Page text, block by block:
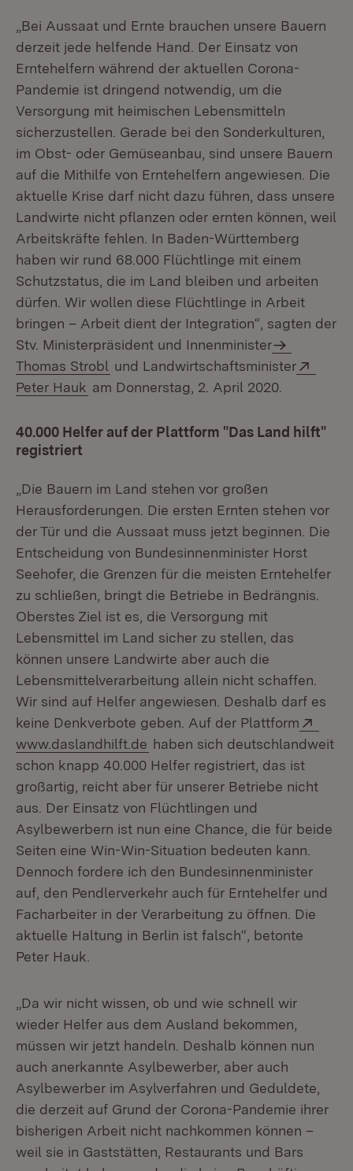
„Bei Aussaat und Ernte brauchen unsere Bauern
derzeit jede helfende Hand. Der Einsatz von
Erntehelfern während der aktuellen Corona-
Pandemie ist dringend notwendig, um die
Versorgung mit heimischen Lebensmitteln
sicherzustellen. Gerade bei den Sonderkulturen,
im Obst- oder Gemüseanbau, sind unsere Bauern
auf die Mithilfe von Erntehelfern angewiesen. Die
aktuelle Krise darf nicht dazu führen, dass unsere
Landwirte nicht pflanzen oder ernten können, weil
Arbeitskräfte fehlen. In Baden-Württemberg
haben wir rund 68.000 Flüchtlinge mit einem
Schutzstatus, die im Land bleiben und arbeiten
dürfen. Wir wollen diese Flüchtlinge in Arbeit
bringen – Arbeit dient der Integration“, sagten der
Stv. Ministerpräsident und Innenminister
Thomas Strobl und Landwirtschaftsminister
Peter Hauk (Öffnet in neuem Fenster)
am Donnerstag, 2. April 2020.
40.000 Helfer auf der Plattform "Das Land hilft"
registriert
„Die Bauern im Land stehen vor großen
Herausforderungen. Die ersten Ernten stehen vor
der Tür und die Aussaat muss jetzt beginnen. Die
Entscheidung von Bundesinnenminister Horst
Seehofer, die Grenzen für die meisten Erntehelfer
zu schließen, bringt die Betriebe in Bedrängnis.
Oberstes Ziel ist es, die Versorgung mit
Lebensmittel im Land sicher zu stellen, das
können unsere Landwirte aber auch die
Lebensmittelverarbeitung allein nicht schaffen.
Wir sind auf Helfer angewiesen. Deshalb darf es
keine Denkverbote geben. Auf der Plattform
www.daslandhilft.de (Öffnet in neuem Fenster)
haben sich deutschlandweit
schon knapp 40.000 Helfer registriert, das ist
großartig, reicht aber für unserer Betriebe nicht
aus. Der Einsatz von Flüchtlingen und
Asylbewerbern ist nun eine Chance, die für beide
Seiten eine Win-Win-Situation bedeuten kann.
Dennoch fordere ich den Bundesinnenminister
auf, den Pendlerverkehr auch für Erntehelfer und
Facharbeiter in der Verarbeitung zu öffnen. Die
aktuelle Haltung in Berlin ist falsch“, betonte
Peter Hauk.
„Da wir nicht wissen, ob und wie schnell wir
wieder Helfer aus dem Ausland bekommen,
müssen wir jetzt handeln. Deshalb können nun
auch anerkannte Asylbewerber, aber auch
Asylbewerber im Asylverfahren und Geduldete,
die derzeit auf Grund der Corona-Pandemie ihrer
bisherigen Arbeit nicht nachkommen können –
weil sie in Gaststätten, Restaurants und Bars